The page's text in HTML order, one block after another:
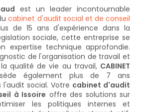
est un leader incontournable
cabinet d'audit social et de conseil
de 15 ans d'expérience dans la
sociale, cette entreprise se
expertise technique approfondie.
de l'organisation de travail et
qualité de vie au travail, CABINET
également plus de 7 ans
social. Votre cabinet d'audit
à Issoire offre des solutions sur
les politiques internes et